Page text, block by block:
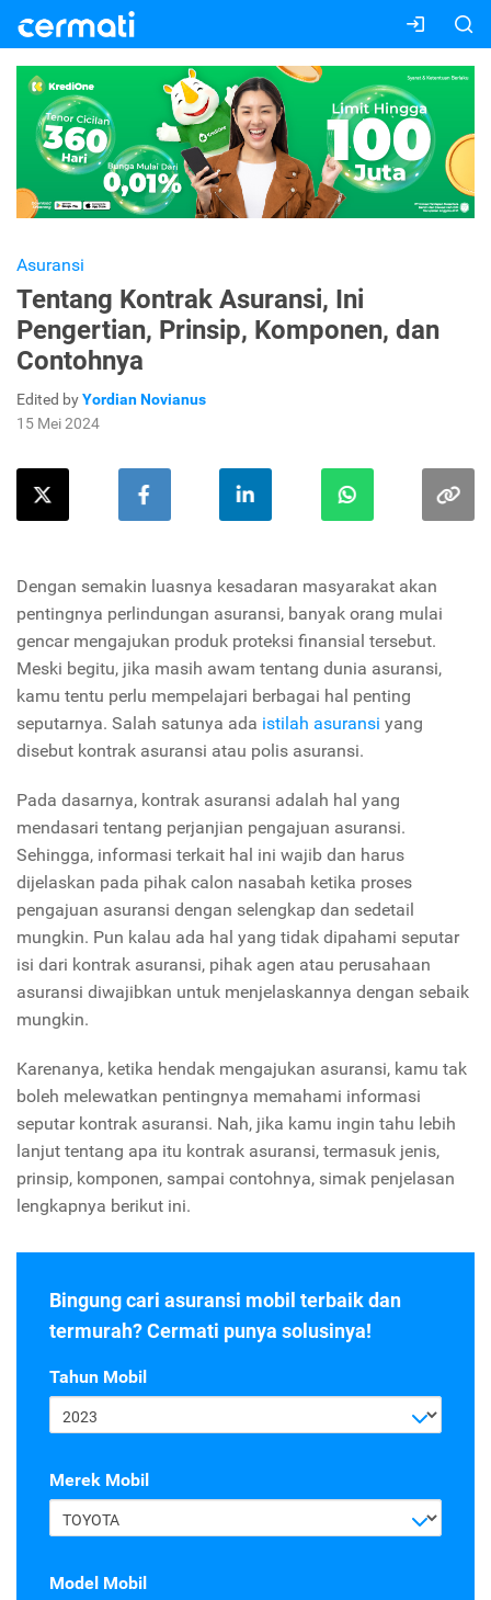
Asuransi
Tentang Kontrak Asuransi, Ini
Pengertian, Prinsip, Komponen, dan
Contohnya
Edited byYordian Novianus
15 Mei 2024
Dengan semakin luasnya kesadaran masyarakat akan
pentingnya perlindungan asuransi, banyak orang mulai
gencar mengajukan produk proteksi finansial tersebut.
Meski begitu, jika masih awam tentang dunia asuransi,
kamu tentu perlu mempelajari berbagai hal penting
seputarnya. Salah satunya ada istilah asuransi yang
disebut kontrak asuransi atau polis asuransi.
Pada dasarnya, kontrak asuransi adalah hal yang
mendasari tentang perjanjian pengajuan asuransi.
Sehingga, informasi terkait hal ini wajib dan harus
dijelaskan pada pihak calon nasabah ketika proses
pengajuan asuransi dengan selengkap dan sedetail
mungkin. Pun kalau ada hal yang tidak dipahami seputar
isi dari kontrak asuransi, pihak agen atau perusahaan
asuransi diwajibkan untuk menjelaskannya dengan sebaik
mungkin.
Karenanya, ketika hendak mengajukan asuransi, kamu tak
boleh melewatkan pentingnya memahami informasi
seputar kontrak asuransi. Nah, jika kamu ingin tahu lebih
lanjut tentang apa itu kontrak asuransi, termasuk jenis,
prinsip, komponen, sampai contohnya, simak penjelasan
lengkapnya berikut ini.
Bingung cari asuransi mobil terbaik dan
termurah? Cermati punya solusinya!
Tahun Mobil
2023
Merek Mobil
TOYOTA
Model Mobil